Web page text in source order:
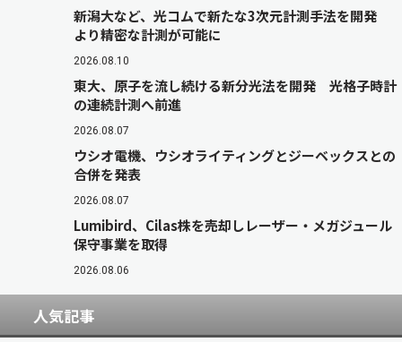
新潟大など、光コムで新たな3次元計測手法を開発
より精密な計測が可能に
2026.08.10
東大、原子を流し続ける新分光法を開発 光格子時計
の連続計測へ前進
2026.08.07
ウシオ電機、ウシオライティングとジーベックスとの
合併を発表
2026.08.07
Lumibird、Cilas株を売却しレーザー・メガジュール
保守事業を取得
2026.08.06
人気記事